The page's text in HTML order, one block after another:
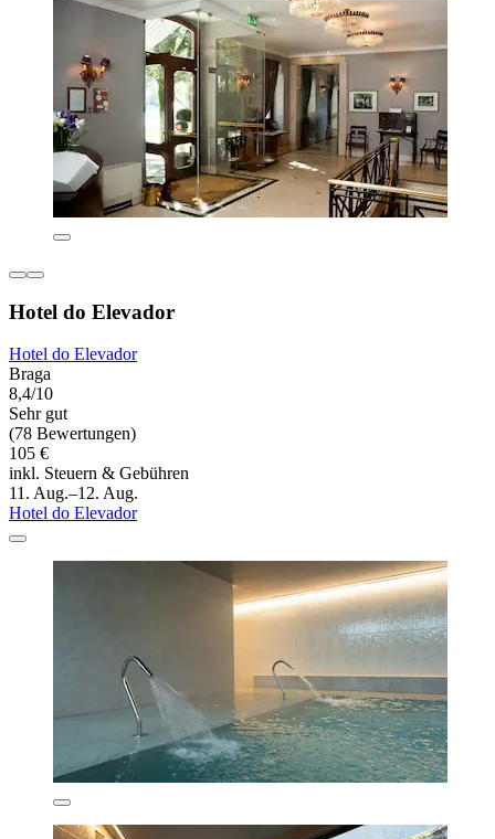
Hotel do Elevador
Hotel do Elevador
Braga
8,4/10
Sehr gut
(78 Bewertungen)
105 €
inkl. Steuern & Gebühren
11. Aug.–12. Aug.
Hotel do Elevador